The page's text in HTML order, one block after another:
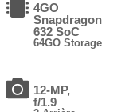
4GO
Snapdragon
632 SoC
64GO Storage
12-MP,
f/1.9